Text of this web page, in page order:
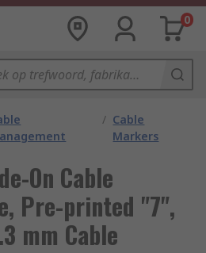
0
/ Cable
Markers
On Cable
Pre-printed "7",
mm Cable